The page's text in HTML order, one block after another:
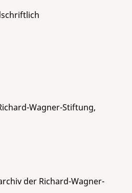
Wagner-Stiftung,
der Richard-Wagner-